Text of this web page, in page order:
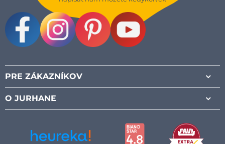
PRE ZÁKAZNÍKOV
O JURHANE